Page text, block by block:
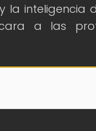
inteligencia
a las